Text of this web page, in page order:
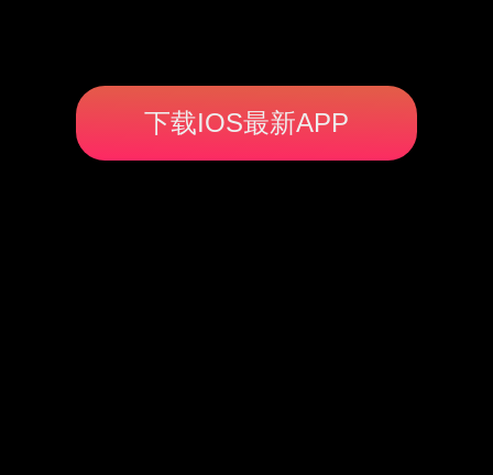
下载IOS最新APP